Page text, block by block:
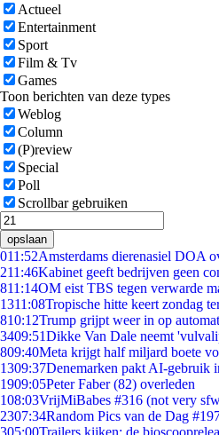
Actueel
Entertainment
Sport
Film & Tv
Games
Toon berichten van deze types
Weblog
Column
(P)review
Special
Poll
Scrollbar gebruiken
opslaan
011:52Amsterdams dierenasiel DOA
211:46Kabinet geeft bedrijven geen
811:14OM eist TBS tegen verwarde
1311:08Tropische hitte keert zondag
810:12Trump grijpt weer in op
3409:51Dikke Van Dale neemt
809:40Meta krijgt half miljard boete
1309:37Denemarken pakt AI-gebruik
1909:05Peter Faber (82) overleden
108:03VrijMiBabes #316 (not very
2307:34Random Pics van de Dag
305:00Trailers kijken: de